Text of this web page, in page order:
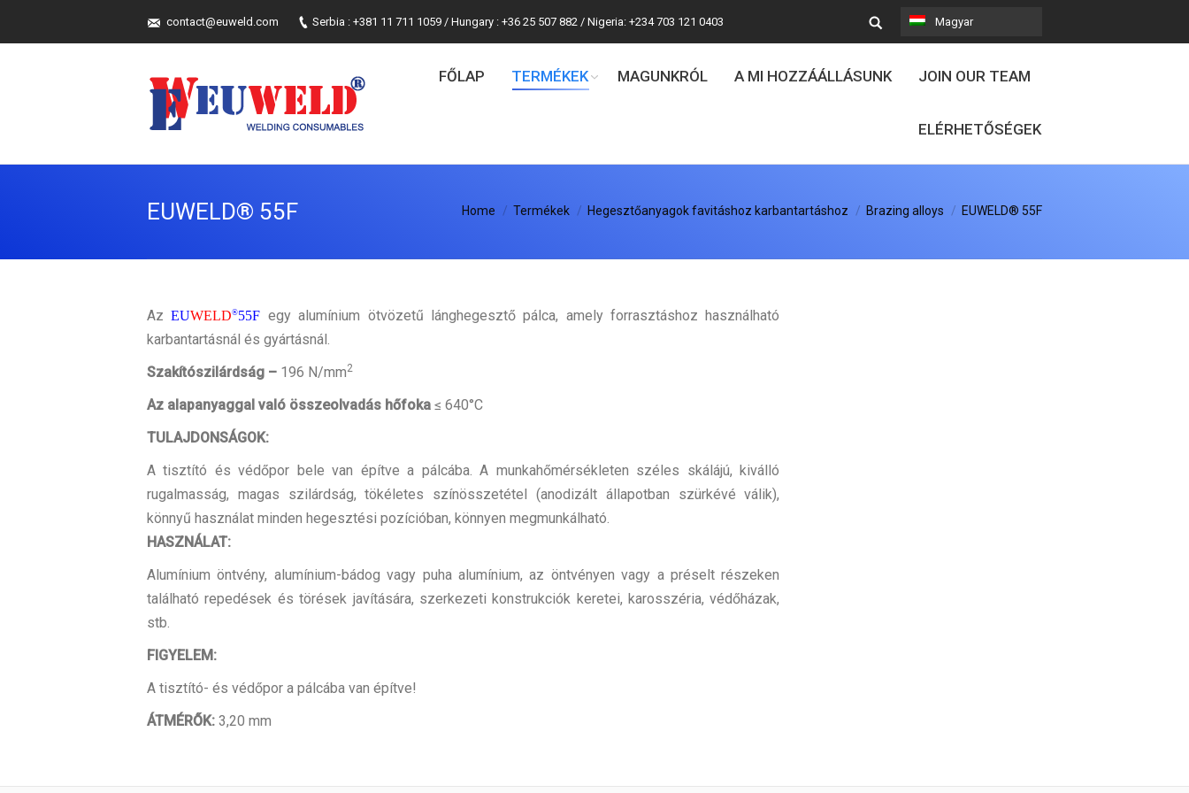
contact@euweld.com Serbia : +381 11 711 1059 / Hungary : +36 25 507 882 / Nigeria: +234 703 121 0403 Magyar
FŐLAP TERMÉKEK MAGUNKRÓL A MI HOZZÁÁLLÁSUNK JOIN OUR TEAM
ELÉRHETŐSÉGEK
EUWELD® 55F Home Termékek Hegesztőanyagok favitáshoz karbantartáshoz Brazing alloys EUWELD® 55F
AzEUWELD®55F egy alumínium ötvözetű lánghegesztő pálca, amely forrasztáshoz használható
karbantartásnál és gyártásnál.
Szakítószilárdság – 196 N/mm2
Az alapanyaggal való összeolvadás hőfoka ≤ 640°C
TULAJDONSÁGOK:
A tisztító és védőpor bele van építve a pálcába. A munkahőmérsékleten széles skálájú, kiválló
rugalmasság, magas szilárdság, tökéletes színösszetétel (anodizált állapotban szürkévé válik),
könnyű használat minden hegesztési pozícióban, könnyen megmunkálható.
HASZNÁLAT:
Alumínium öntvény, alumínium-bádog vagy puha alumínium, az öntvényen vagy a préselt részeken
található repedések és törések javítására, szerkezeti konstrukciók keretei, karosszéria, védőházak,
stb.
FIGYELEM:
A tisztító- és védőpor a pálcába van építve!
ÁTMÉRŐK: 3,20 mm